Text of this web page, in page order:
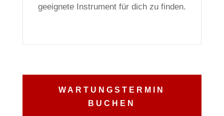
geeignete Instrument für dich zu finden.
WARTUNGSTERMIN
BUCHEN